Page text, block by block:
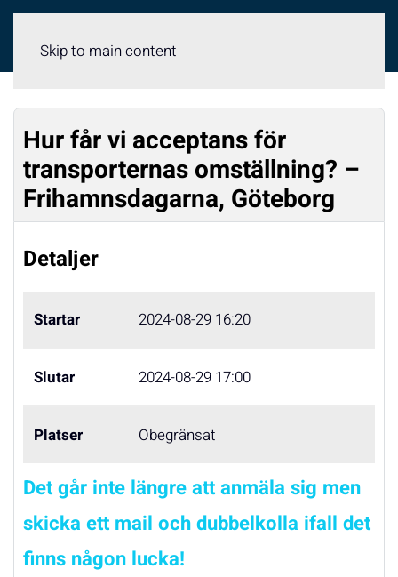
Skip to main content
Hur får vi acceptans för
transporternas omställning? –
Frihamnsdagarna, Göteborg
Detaljer
Startar 2024-08-29 16:20
Slutar 2024-08-29 17:00
Platser Obegränsat
Det går inte längre att anmäla sig men
skicka ett mail och dubbelkolla ifall det
finns någon lucka!